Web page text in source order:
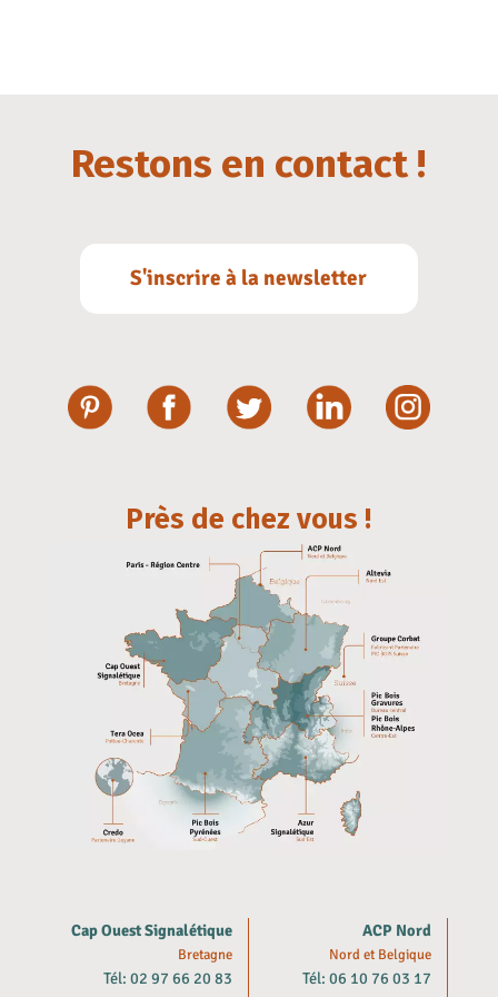
Restons en contact !
S'inscrire à la newsletter
Près de chez vous !
Cap Ouest Signalétique
Bretagne
Tél: 02 97 66 20 83
ACP Nord
Nord et Belgique
Tél: 06 10 76 03 17